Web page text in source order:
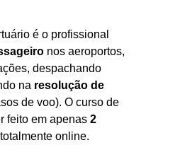
é o profissional
nos aeroportos,
despachando
na resolução de
de voo). O curso de
feito em apenas 2
online.